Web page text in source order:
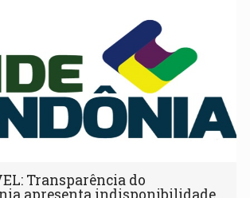
Transparência do